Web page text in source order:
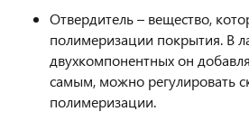
Отвердитель – вещество,
полимеризации покрытия. В
двухкомпонентных он
самым, можно регулировать
полимеризации.